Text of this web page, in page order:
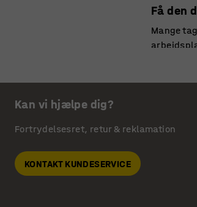
Få den
Mange
hvad
arbejde.
En
En
melde
Kan vi hjælpe dig?
Fortrydelsesret, retur & reklamation
KONTAKT KUNDESERVICE